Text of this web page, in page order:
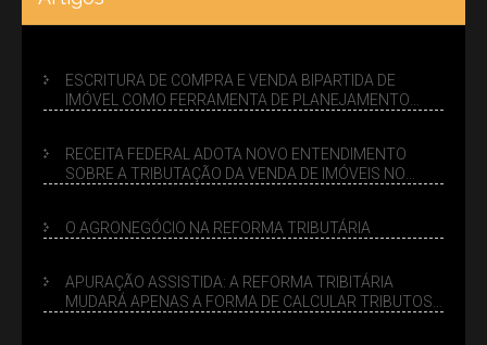
ESCRITURA DE COMPRA E VENDA BIPARTIDA DE
IMÓVEL COMO FERRAMENTA DE PLANEJAMENTO
RECEITA FEDERAL ADOTA NOVO ENTENDIMENTO
SOBRE A TRIBUTAÇÃO DA VENDA DE IMÓVEIS NO
O AGRONEGÓCIO NA REFORMA TRIBUTÁRIA
APURAÇÃO ASSISTIDA: A REFORMA TRIBITÁRIA
MUDARÁ APENAS A FORMA DE CALCULAR TRIBUTOS